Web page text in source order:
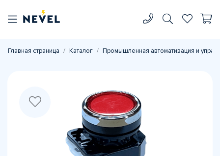
Главная страница Каталог Промышленная автоматизация и